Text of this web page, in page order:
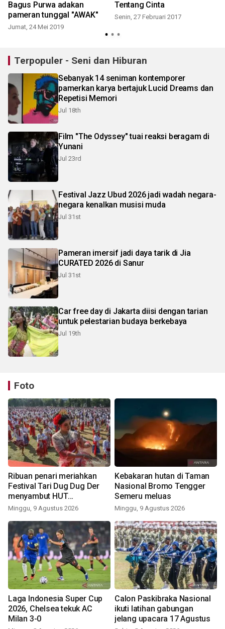
Bagus Purwa adakan
pameran tunggal "AWAK"
Jumat, 24 Mei 2019
Tentang Cinta
Senin, 27 Februari 2017
Terpopuler - Seni dan Hiburan
Sebanyak 14 seniman kontemporer
pamerkan karya bertajuk Lucid Dreams dan
Repetisi Memori
Jul 18th
Film "The Odyssey" tuai reaksi beragam di
Yunani
Jul 23rd
Festival Jazz Ubud 2026 jadi wadah negara-
negara kenalkan musisi muda
Jul 31st
Pameran imersif jadi daya tarik di Jia
CURATED 2026 di Sanur
Jul 31st
Car free day di Jakarta diisi dengan tarian
untuk pelestarian budaya berkebaya
Jul 19th
Foto
Ribuan penari meriahkan
Festival Tari Dug Dug Der
menyambut HUT
Kemerdekaan
Minggu, 9 Agustus 2026
Kebakaran hutan di Taman
Nasional Bromo Tengger
Semeru meluas
Minggu, 9 Agustus 2026
Laga Indonesia Super Cup
2026, Chelsea tekuk AC
Milan 3-0
Calon Paskibraka Nasional
ikuti latihan gabungan
jelang upacara 17 Agustus